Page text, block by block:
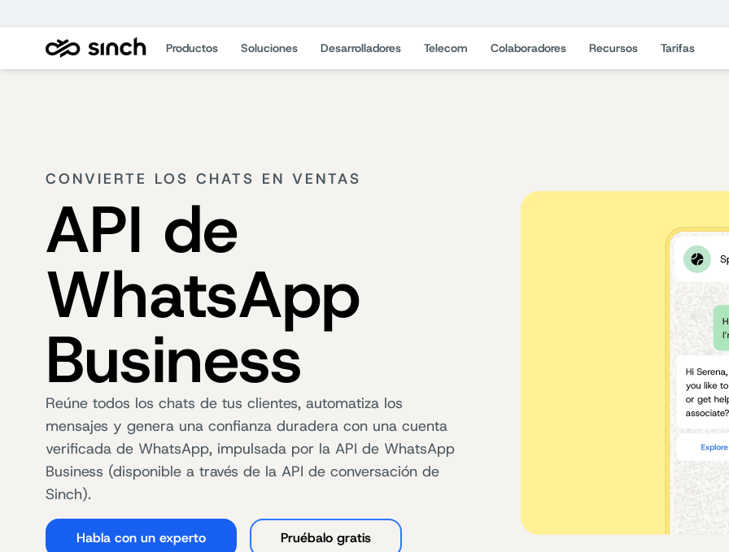
Productos Soluciones Desarrolladores Telecom Colaboradores Recursos Tarifas
CONVIERTE LOS CHATS EN VENTAS
API de
WhatsApp
Business
Reúne todos los chats de tus clientes, automatiza los
mensajes y genera una confianza duradera con una cuenta
verificada de WhatsApp, impulsada por la API de WhatsApp
Business (disponible a través de la API de conversación de
Sinch).
Habla con un experto Pruébalo gratis